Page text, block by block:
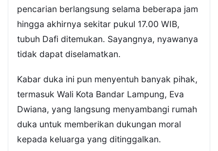
pencarian berlangsung selama beberapa jam
hingga akhirnya sekitar pukul 17.00 WIB,
tubuh Dafi ditemukan. Sayangnya, nyawanya
tidak dapat diselamatkan.
Kabar duka ini pun menyentuh banyak pihak,
termasuk Wali Kota Bandar Lampung, Eva
Dwiana, yang langsung menyambangi rumah
duka untuk memberikan dukungan moral
kepada keluarga yang ditinggalkan.